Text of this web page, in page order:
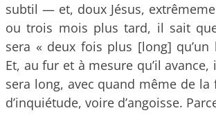
subtil — et, doux Jésus,
ou trois mois plus tard, il sait
sera « deux fois plus [long] qu’un
Et, au fur et à mesure qu’il
sera long, avec quand même de
d’inquiétude, voire d’angoisse.